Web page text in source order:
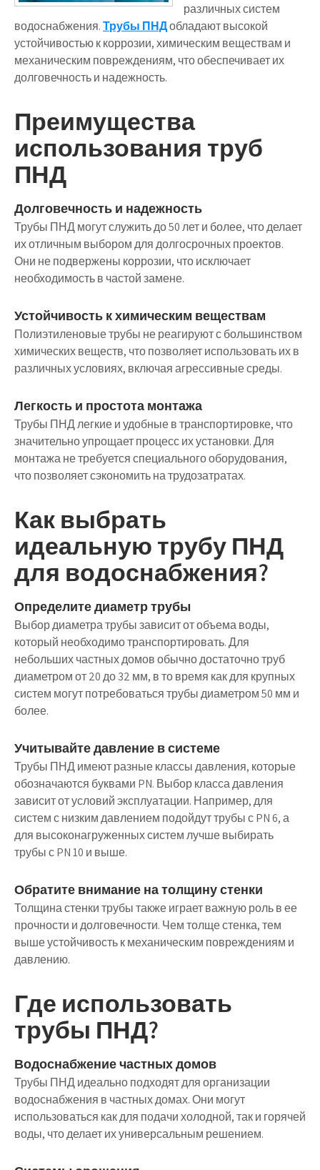
различных систем
водоснабжения.Трубы ПНДобладают высокой
устойчивостью к коррозии, химическим веществам и
механическим повреждениям, что обеспечивает их
долговечность и надежность.
Преимущества
использования труб
ПНД
Долговечность и надежность
Трубы ПНД могут служить до 50 лет и более, что делает
их отличным выбором для долгосрочных проектов.
Они не подвержены коррозии, что исключает
необходимость в частой замене.
Устойчивость к химическим веществам
Полиэтиленовые трубы не реагируют с большинством
химических веществ, что позволяет использовать их в
различных условиях, включая агрессивные среды.
Легкость и простота монтажа
Трубы ПНД легкие и удобные в транспортировке, что
значительно упрощает процесс их установки. Для
монтажа не требуется специального оборудования,
что позволяет сэкономить на трудозатратах.
Как выбрать
идеальную трубу ПНД
для водоснабжения?
Определите диаметр трубы
Выбор диаметра трубы зависит от объема воды,
который необходимо транспортировать. Для
небольших частных домов обычно достаточно труб
диаметром от 20 до 32 мм, в то время как для крупных
систем могут потребоваться трубы диаметром 50 мм и
более.
Учитывайте давление в системе
Трубы ПНД имеют разные классы давления, которые
обозначаются буквами PN. Выбор класса давления
зависит от условий эксплуатации. Например, для
систем с низким давлением подойдут трубы с PN 6, а
для высоконагруженных систем лучше выбирать
трубы с PN 10 и выше.
Обратите внимание на толщину стенки
Толщина стенки трубы также играет важную роль в ее
прочности и долговечности. Чем толще стенка, тем
выше устойчивость к механическим повреждениям и
давлению.
Где использовать
трубы ПНД?
Водоснабжение частных домов
Трубы ПНД идеально подходят для организации
водоснабжения в частных домах. Они могут
использоваться как для подачи холодной, так и горячей
воды, что делает их универсальным решением.